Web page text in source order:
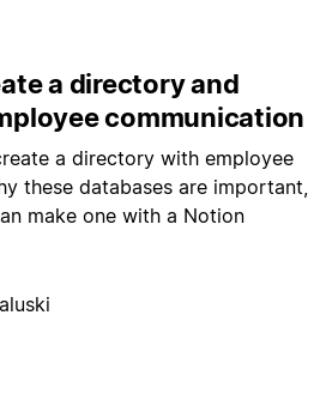
a directory and
communication
a directory with employee
these databases are important,
make one with a Notion